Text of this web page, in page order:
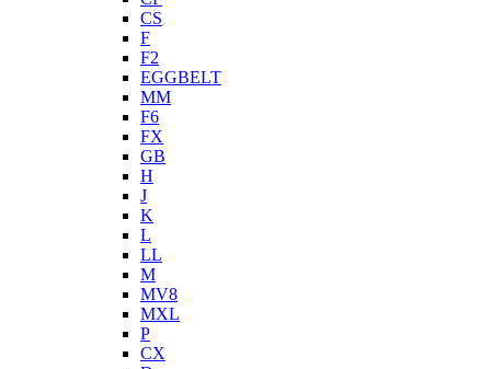
CS
F
F2
EGGBELT
MM
F6
FX
GB
H
J
K
L
LL
M
MV8
MXL
P
CX